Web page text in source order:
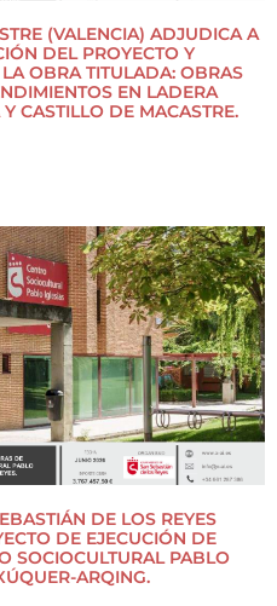
(VALENCIA) ADJUDICA A
DEL PROYECTO Y
OBRA TITULADA: OBRAS
EN LADERA
CASTILLO DE MACASTRE.
DE LOS REYES
DE EJECUCIÓN DE
SOCIOCULTURAL PABLO
ARQING.